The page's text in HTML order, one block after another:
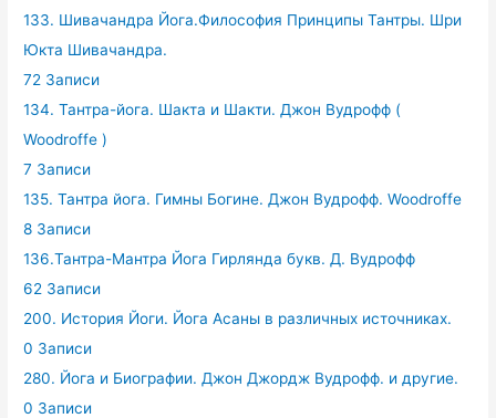
133. Шивачандра Йога.Философия Принципы Тантры. Шри
Юкта Шивачандра.
72 Записи
134. Тантра-йога. Шакта и Шакти. Джон Вудрофф (
Woodroffe )
7 Записи
135. Тантра йога. Гимны Богине. Джон Вудрофф. Woodroffe
8 Записи
136.Тантра-Мантра Йога Гирлянда букв. Д. Вудрофф
62 Записи
200. История Йоги. Йога Асаны в различных источниках.
0 Записи
280. Йога и Биографии. Джон Джордж Вудрофф. и другие.
0 Записи